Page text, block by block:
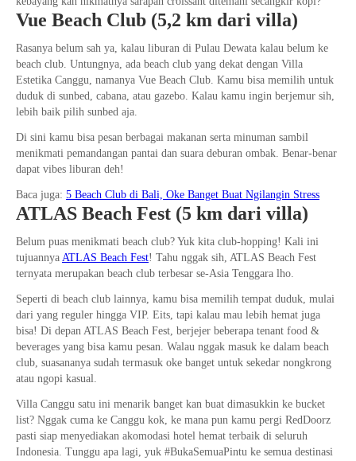
Vue Beach Club (5,2 km dari villa)
Rasanya belum sah ya, kalau liburan di Pulau Dewata kalau belum ke
beach club. Untungnya, ada beach club yang dekat dengan Villa
Estetika Canggu, namanya Vue Beach Club. Kamu bisa memilih untuk
duduk di sunbed, cabana, atau gazebo. Kalau kamu ingin berjemur sih,
lebih baik pilih sunbed aja.
Di sini kamu bisa pesan berbagai makanan serta minuman sambil
menikmati pemandangan pantai dan suara deburan ombak. Benar-benar
dapat vibes liburan deh!
Baca juga: 5 Beach Club di Bali, Oke Banget Buat Ngilangin Stress
ATLAS Beach Fest (5 km dari villa)
Belum puas menikmati beach club? Yuk kita club-hopping! Kali ini
tujuannya ATLAS Beach Fest! Tahu nggak sih, ATLAS Beach Fest
ternyata merupakan beach club terbesar se-Asia Tenggara lho.
Seperti di beach club lainnya, kamu bisa memilih tempat duduk, mulai
dari yang reguler hingga VIP. Eits, tapi kalau mau lebih hemat juga
bisa! Di depan ATLAS Beach Fest, berjejer beberapa tenant food &
beverages yang bisa kamu pesan. Walau nggak masuk ke dalam beach
club, suasananya sudah termasuk oke banget untuk sekedar nongkrong
atau ngopi kasual.
Villa Canggu satu ini menarik banget kan buat dimasukkin ke bucket
list? Nggak cuma ke Canggu kok, ke mana pun kamu pergi RedDoorz
pasti siap menyediakan akomodasi hotel hemat terbaik di seluruh
Indonesia. Tunggu apa lagi, yuk #BukaSemuaPintu ke semua destinasi